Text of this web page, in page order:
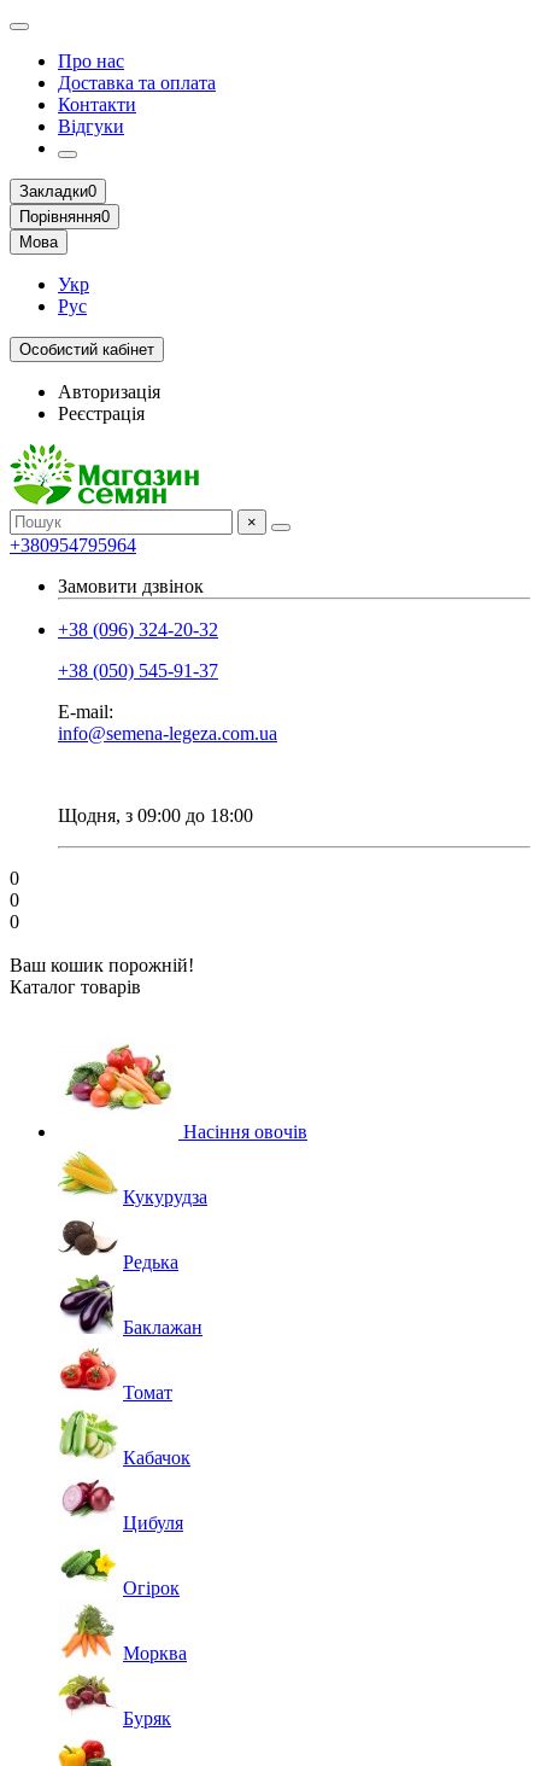
Про нас
Доставка та оплата
Контакти
Відгуки
Закладки0
Порівняння0
Мова
Укр
Рус
Особистий кабінет
Авторизація
Реєстрація
×
+380954795964
Замовити дзвінок
+38 (096) 324-20-32
+38 (050) 545-91-37
E-mail:
info@semena-legeza.com.ua
Щодня, з 09:00 до 18:00
0
0
0
Ваш кошик порожній!
Каталог товарів
Насіння овочів
Кукурудза
Редька
Баклажан
Томат
Кабачок
Цибуля
Огірок
Морква
Буряк